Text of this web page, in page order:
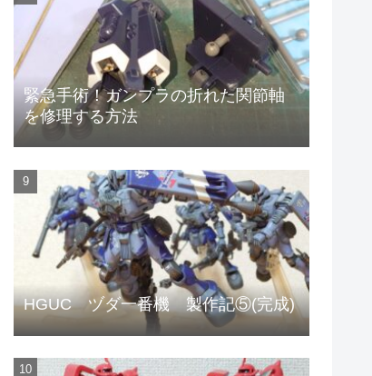
緊急手術！ガンプラの折れた関節軸
を修理する方法
HGUC ヅダ一番機 製作記⑤(完成)